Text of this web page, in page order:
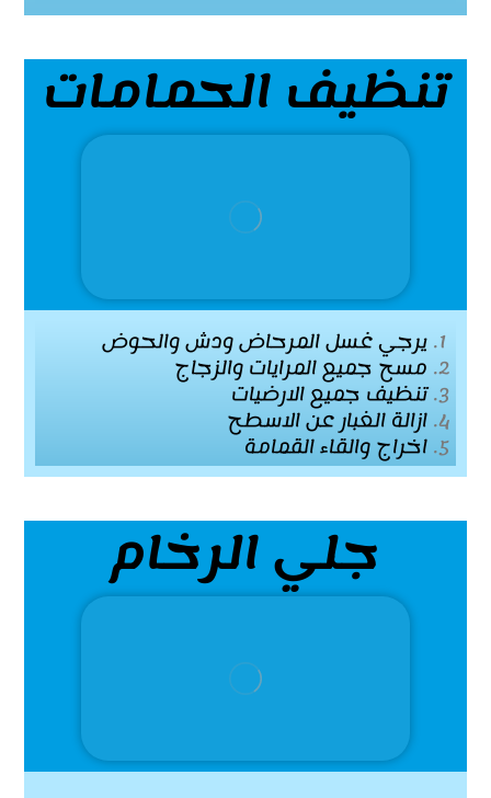
تنظيف الحمامات
يرجي غسل المرحاض ودش والحوض
مسح جميع المرايات والزجاج
تنظيف جميع الارضيات
ازالة الغبار عن الاسطح
اخراج والقاء القمامة
جلي الرخام